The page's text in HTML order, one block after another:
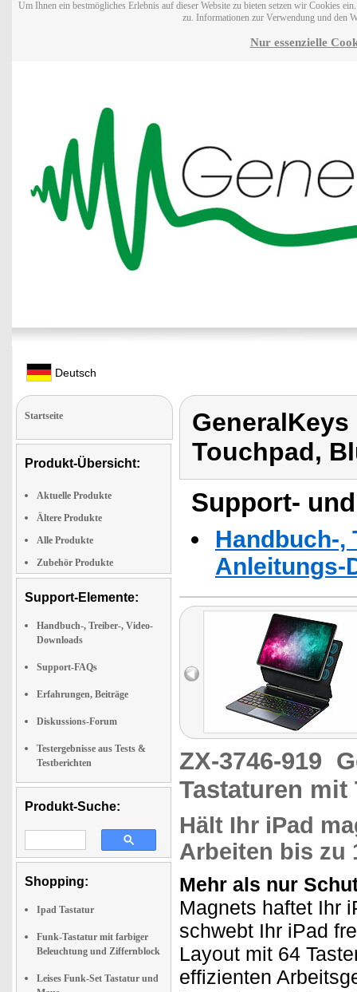
Um Ihnen ein bestmögliches Erlebnis auf dieser Website zu bieten setzen wir Cookies
zu. Informationen zur Verwendung und den
Nur essenzielle
Deutsch
Startseite
Produkt-Übersicht:
Aktuelle Produkte
Ältere Produkte
Alle Produkte
Zubehör Produkte
Support-Elemente:
Handbuch-, Treiber-, Video-
Downloads
Support-FAQs
Erfahrungen, Beiträge
Diskussions-Forum
Testergebnisse aus Tests &
Testberichten
Produkt-Suche:
Shopping:
Ipad Tastatur
Funk-Tastatur mit farbiger
Beleuchtung und Ziffernblock
Leises Funk-Set Tastatur und
Touchpad,
Support-
Handbuch-,
Anleitungs-
ZX-3746-919
Tastaturen
Hält Ihr iPad
Arbeiten bis zu
Mehr als nur
Magnets haftet Ihr
schwebt Ihr iPad
Layout mit 64
effizienten